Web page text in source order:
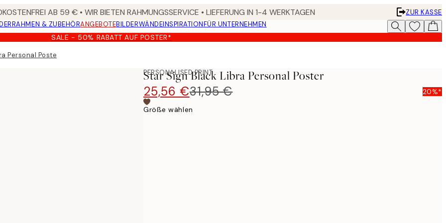
AB 59 € • WIR BIETEN RAHMUNGSSERVICE • LIEFERUNG IN 1-4 WERKTAGEN
ZUR KASSE
RAHMEN & ZUBEHÖRANGEBOTEBILDERWÄNDEINSPIRATIONFÜR UNTERNEHMEN
SALE - 50% RABATT AUF POSTER*
Personal Poster
PERSONALISED PRINT
Star Sign Black Libra Personal Poster
25,56 €31,95 € 20%*
Größe wählen